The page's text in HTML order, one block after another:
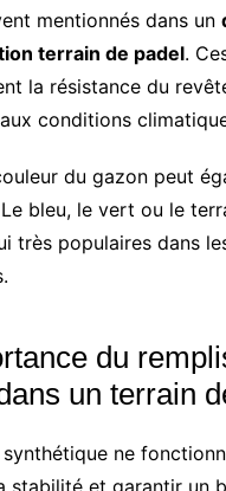
mentionnés dans un
terrain de padel.
la résistance du
aux conditions
du gazon peut
bleu, le vert ou le
très populaires dans
du
un terrain
ne
stabilité et garantir un